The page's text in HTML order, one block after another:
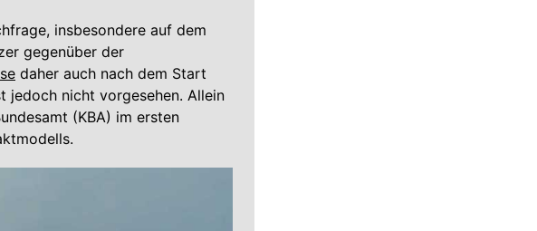
insbesondere auf dem
gegenüber der
daher auch nach dem Start
jedoch nicht vorgesehen. Allein
(KBA) im ersten